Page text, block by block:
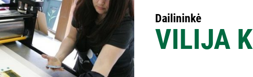
Dailininkė
VILIJA